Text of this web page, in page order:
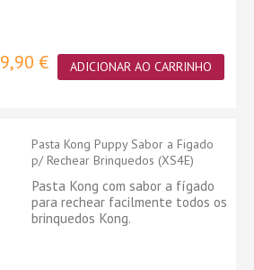
9,90 € ADICIONAR AO CARRINHO
Pasta Kong Puppy Sabor a Figado
p/ Rechear Brinquedos (XS4E)
Pasta Kong com sabor a fígado
para rechear facilmente todos os
brinquedos Kong.